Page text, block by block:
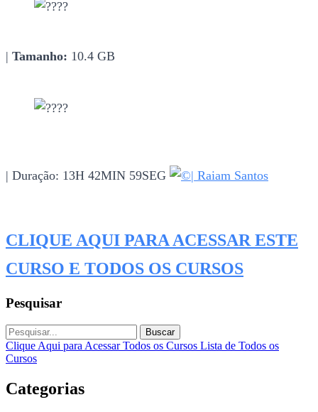
| Tamanho: 10.4 GB
| Duração: 13H 42MIN 59SEG | Raiam Santos
CLIQUE AQUI PARA ACESSAR ESTE
CURSO E TODOS OS CURSOS
Pesquisar
Buscar
Clique Aqui para Acessar Todos os Cursos Lista de Todos os
Cursos
Categorias